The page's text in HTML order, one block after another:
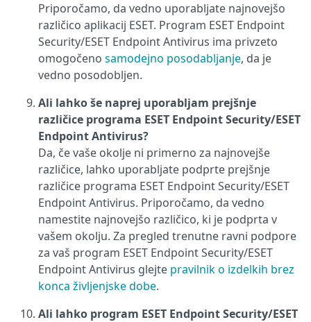
Priporočamo, da vedno uporabljate najnovejšo
različico aplikacij ESET. Program ESET Endpoint
Security/ESET Endpoint Antivirus ima privzeto
omogočeno samodejno posodabljanje, da je
vedno posodobljen.
Ali lahko še naprej uporabljam prejšnje
različice programa ESET Endpoint Security/ESET
Endpoint Antivirus?
Da, če vaše okolje ni primerno za najnovejše
različice, lahko uporabljate podprte prejšnje
različice programa ESET Endpoint Security/ESET
Endpoint Antivirus. Priporočamo, da vedno
namestite najnovejšo različico, ki je podprta v
vašem okolju. Za pregled trenutne ravni podpore
za vaš program ESET Endpoint Security/ESET
Endpoint Antivirus glejte pravilnik o izdelkih brez
konca življenjske dobe.
Ali lahko program ESET Endpoint Security/ESET